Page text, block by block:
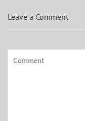
Leave a Comment